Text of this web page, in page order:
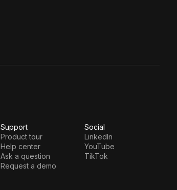
Support
Product tour
Help center
Ask a question
Request a demo
Social
LinkedIn
YouTube
TikTok